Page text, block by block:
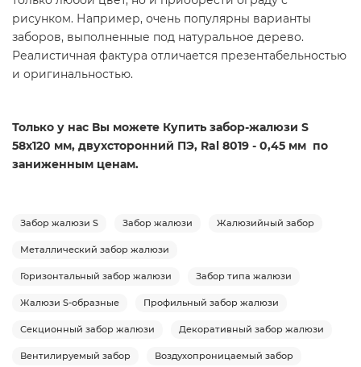
рисунком. Например, очень популярны варианты
заборов, выполненные под натуральное дерево.
Реалистичная фактура отличается презентабельностью
и оригинальностью.
Только у нас Вы можете Купить забор-жалюзи S
58х120 мм, двухсторонний ПЭ, Ral 8019 - 0,45 мм по
заниженным ценам.
Забор жалюзи S Забор жалюзи Жалюзийный забор
Металлический забор жалюзи
Горизонтальный забор жалюзи Забор типа жалюзи
Жалюзи S-образные Профильный забор жалюзи
Секционный забор жалюзи Декоративный забор жалюзи
Вентилируемый забор Воздухопроницаемый забор